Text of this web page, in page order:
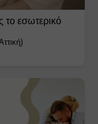
το εσωτερικό